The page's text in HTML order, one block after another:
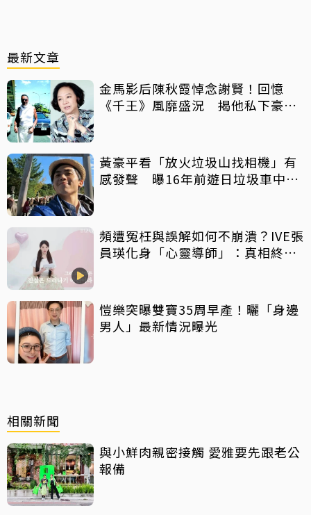
最新文章
金馬影后陳秋霞悼念謝賢！回憶
《千王》風靡盛況 揭他私下豪爽
黃豪平看「放火垃圾山找相機」有
感發聲 曝16年前遊日垃圾車中含
頻遭冤枉與誤解如何不崩潰？IVE張
員瑛化身「心靈導師」：真相終會
愷樂突曝雙寶35周早產！曬「身邊
男人」最新情況曝光
相關新聞
與小鮮肉親密接觸 愛雅要先跟老公
報備